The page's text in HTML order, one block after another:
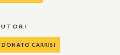
DONATO CARRISI